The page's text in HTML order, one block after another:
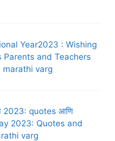
Year2023 : Wishing
and Teachers
marathi varg
2023: quotes आणि
2023: Quotes and
varg